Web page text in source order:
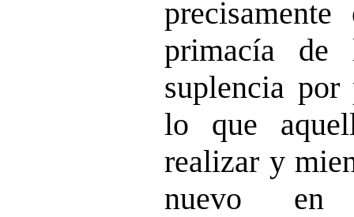
primacía de
suplencia por
lo que
realizar y
nuevo en